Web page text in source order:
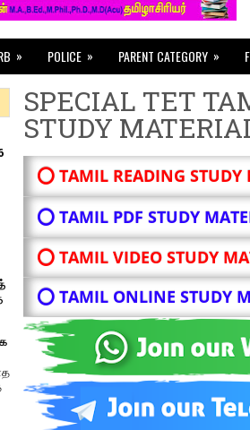
» POLICE » PARENT CATEGORY »
SPECIAL TET
STUDY
⭕ TAMIL READING STUDY
⭕ TAMIL PDF STUDY
⭕ TAMIL VIDEO STUDY
⭕ TAMIL ONLINE STUDY